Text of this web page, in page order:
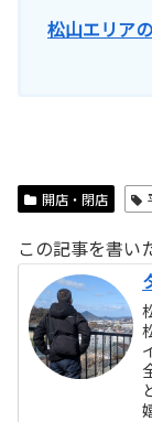
松山エリア
開店・閉店
この記事を書い